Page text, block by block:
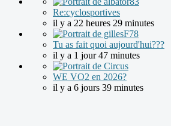
Re:cyclosportives
il y a 22 heures 29 minutes
Tu as fait quoi aujourd'hui???
il y a 1 jour 47 minutes
WE VO2 en 2026?
il y a 6 jours 39 minutes